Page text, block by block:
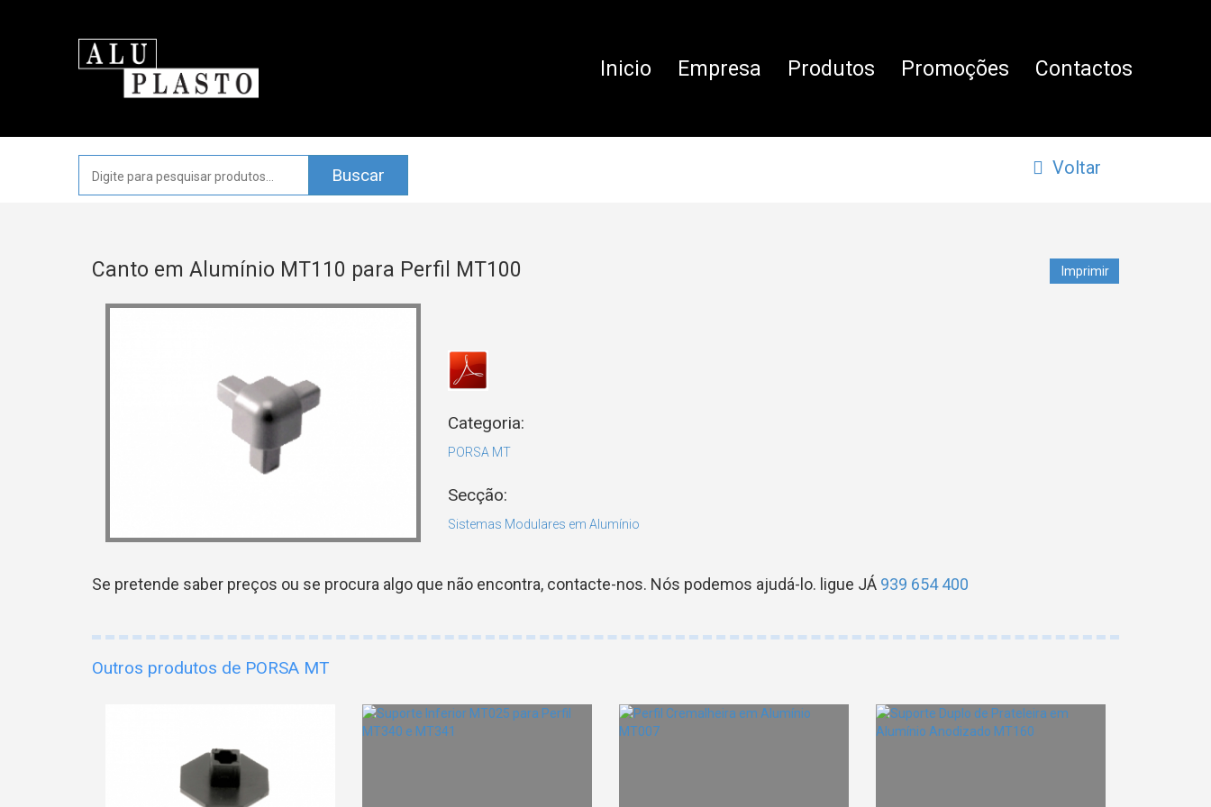
Inicio Empresa Produtos Promoções Contactos
Voltar
Canto em Alumínio MT110 para Perfil MT100 Imprimir
Categoria:
PORSA MT
Secção:
Sistemas Modulares em Alumínio
Se pretende saber preços ou se procura algo que não encontra, contacte-nos. Nós podemos ajudá-lo. ligue JÁ 939 654 400
Outros produtos de PORSA MT